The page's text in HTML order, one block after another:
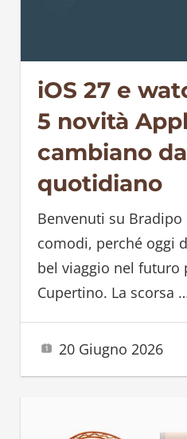
iOS 27 e
5 novità
cambiano
quotidiano
Benvenuti su Bradipo
comodi, perché oggi
bel viaggio nel futuro
Cupertino. La scorsa
20 Giugno 2026